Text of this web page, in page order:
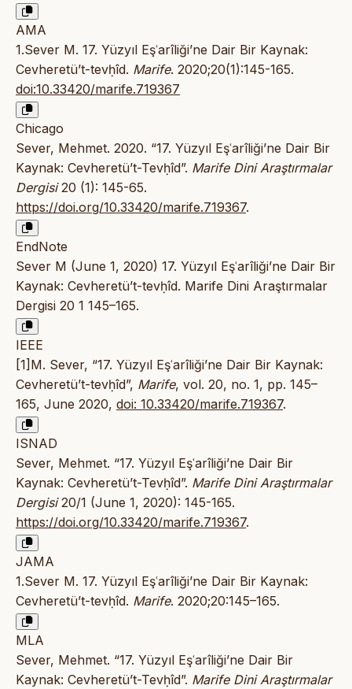
AMA
1.Sever M. 17. Yüzyıl Eşʿarîliği’ne Dair Bir Kaynak:
Cevheretü’t-tevḥîd. Marife. 2020;20(1):145-165.
doi:10.33420/marife.719367
Chicago
Sever, Mehmet. 2020. “17. Yüzyıl Eşʿarîliği’ne Dair Bir
Kaynak: Cevheretü’t-Tevḥîd”. Marife Dini Araştırmalar
Dergisi20 (1): 145-65.
https://doi.org/10.33420/marife.719367.
EndNote
Sever M (June 1, 2020) 17. Yüzyıl Eşʿarîliği’ne Dair Bir
Kaynak: Cevheretü’t-tevḥîd. Marife Dini Araştırmalar
Dergisi 20 1 145–165.
IEEE
[1]M. Sever, “17. Yüzyıl Eşʿarîliği’ne Dair Bir Kaynak:
Cevheretü’t-tevḥîd”, Marife, vol. 20, no. 1, pp. 145–
165, June 2020, doi: 10.33420/marife.719367.
ISNAD
Sever, Mehmet. “17. Yüzyıl Eşʿarîliği’ne Dair Bir
Kaynak: Cevheretü’t-Tevḥîd”. Marife Dini Araştırmalar
Dergisi20/1 (June 1, 2020): 145-165.
https://doi.org/10.33420/marife.719367.
JAMA
1.Sever M. 17. Yüzyıl Eşʿarîliği’ne Dair Bir Kaynak:
Cevheretü’t-tevḥîd. Marife. 2020;20:145–165.
MLA
Sever, Mehmet. “17. Yüzyıl Eşʿarîliği’ne Dair Bir
Kaynak: Cevheretü’t-Tevḥîd”. Marife Dini Araştırmalar